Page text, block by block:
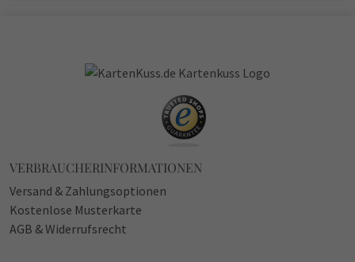
VERBRAUCHERINFORMATIONEN
Versand & Zahlungsoptionen
Kostenlose Musterkarte
AGB & Widerrufsrecht